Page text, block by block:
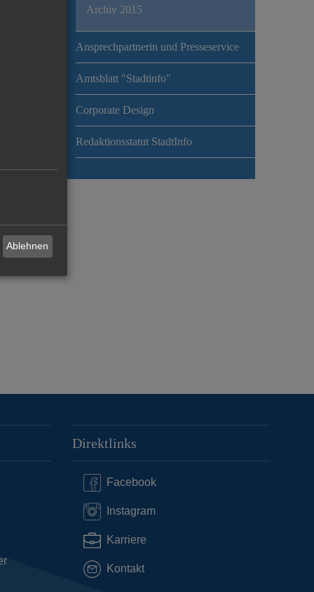
Archiv 2015
Ansprechpartnerin und Presseservice
Amtsblatt "Stadtinfo"
Corporate Design
Redaktionsstatut StadtInfo
Direktlinks
Facebook
Instagram
Karriere
Kontakt
Ablehnen